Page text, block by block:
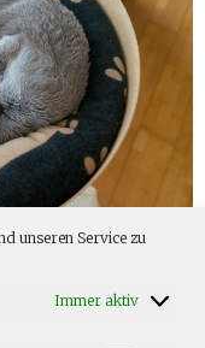
unseren Service zu
Immer aktiv